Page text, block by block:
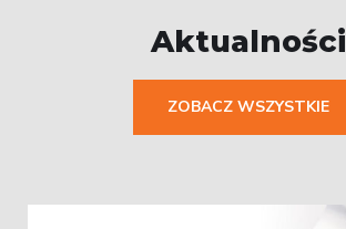
Aktualności
ZOBACZ WSZYSTKIE